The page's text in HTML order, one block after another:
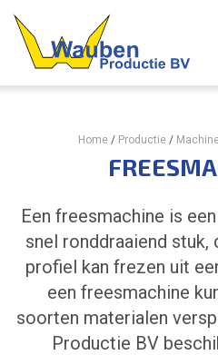
Home/ Productie/
Een freesmachine is
snel ronddraaiend
profiel kan frezen uit
een freesmachine
soorten materialen
Productie BV